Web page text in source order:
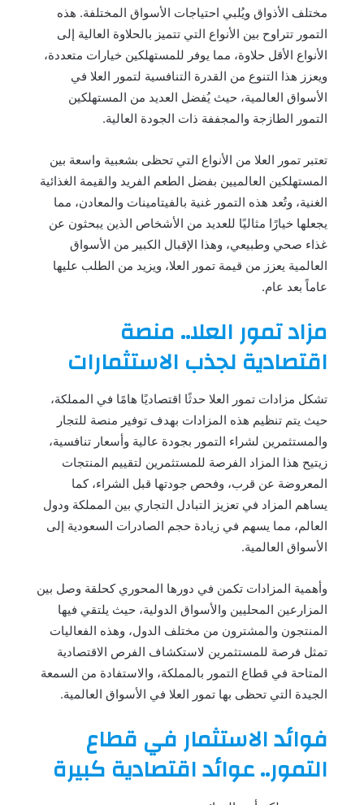
مختلف الأذواق ويُلبي احتياجات الأسواق المختلفة. هذه
التمور تتراوح بين الأنواع التي تتميز بالحلاوة العالية إلى
الأنواع الأقل حلاوة، مما يوفر للمستهلكين خيارات متعددة،
ويعزز هذا التنوع من القدرة التنافسية لتمور العلا في
الأسواق العالمية، حيث يُفضل العديد من المستهلكين
التمور الطازجة والمجففة ذات الجودة العالية.
تعتبر تمور العلا من الأنواع التي تحظى بشعبية واسعة بين
المستهلكين العالميين بفضل الطعم الفريد والقيمة الغذائية
الغنية، وتُعد هذه التمور غنية بالفيتامينات والمعادن، مما
يجعلها خيارًا مثاليًا للعديد من الأشخاص الذين يبحثون عن
غذاء صحي وطبيعي، وهذا الإقبال الكبير من الأسواق
العالمية يعزز من قيمة تمور العلا، ويزيد من الطلب عليها
عاماً بعد عام.
مزاد تمور العلا.. منصة
اقتصادية لجذب الاستثمارات
تشكل مزادات تمور العلا حدثًا اقتصاديًا هامًا في المملكة،
حيث يتم تنظيم هذه المزادات بهدف توفير منصة للتجار
والمستثمرين لشراء التمور بجودة عالية وأسعار تنافسية،
زيتيح هذا المزاد الفرصة للمستثمرين لتقييم المنتجات
المعروضة عن قرب، وفحص جودتها قبل الشراء، كما
يساهم المزاد في تعزيز التبادل التجاري بين المملكة ودول
العالم، مما يسهم في زيادة حجم الصادرات السعودية إلى
الأسواق العالمية.
وأهمية المزادات تكمن في دورها المحوري كحلقة وصل بين
المزارعين المحليين والأسواق الدولية، حيث يلتقي فيها
المنتجون والمشترون من مختلف الدول، وهذه الفعاليات
تمثل فرصة للمستثمرين لاستكشاف الفرص الاقتصادية
المتاحة في قطاع التمور بالمملكة، والاستفادة من السمعة
الجيدة التي تحظى بها تمور العلا في الأسواق العالمية.
فوائد الاستثمار في قطاع
التمور.. عوائد اقتصادية كبيرة